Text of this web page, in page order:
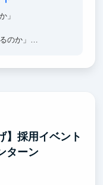
」
のか」
感じたのか」を
いろなことに挑
など、自分の表
】採用イベント
ターン